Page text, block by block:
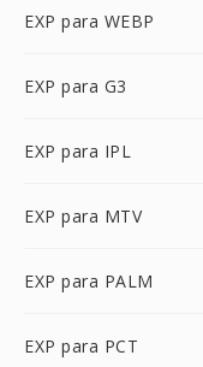
EXP para WEBP
EXP para G3
EXP para IPL
EXP para MTV
EXP para PALM
EXP para PCT